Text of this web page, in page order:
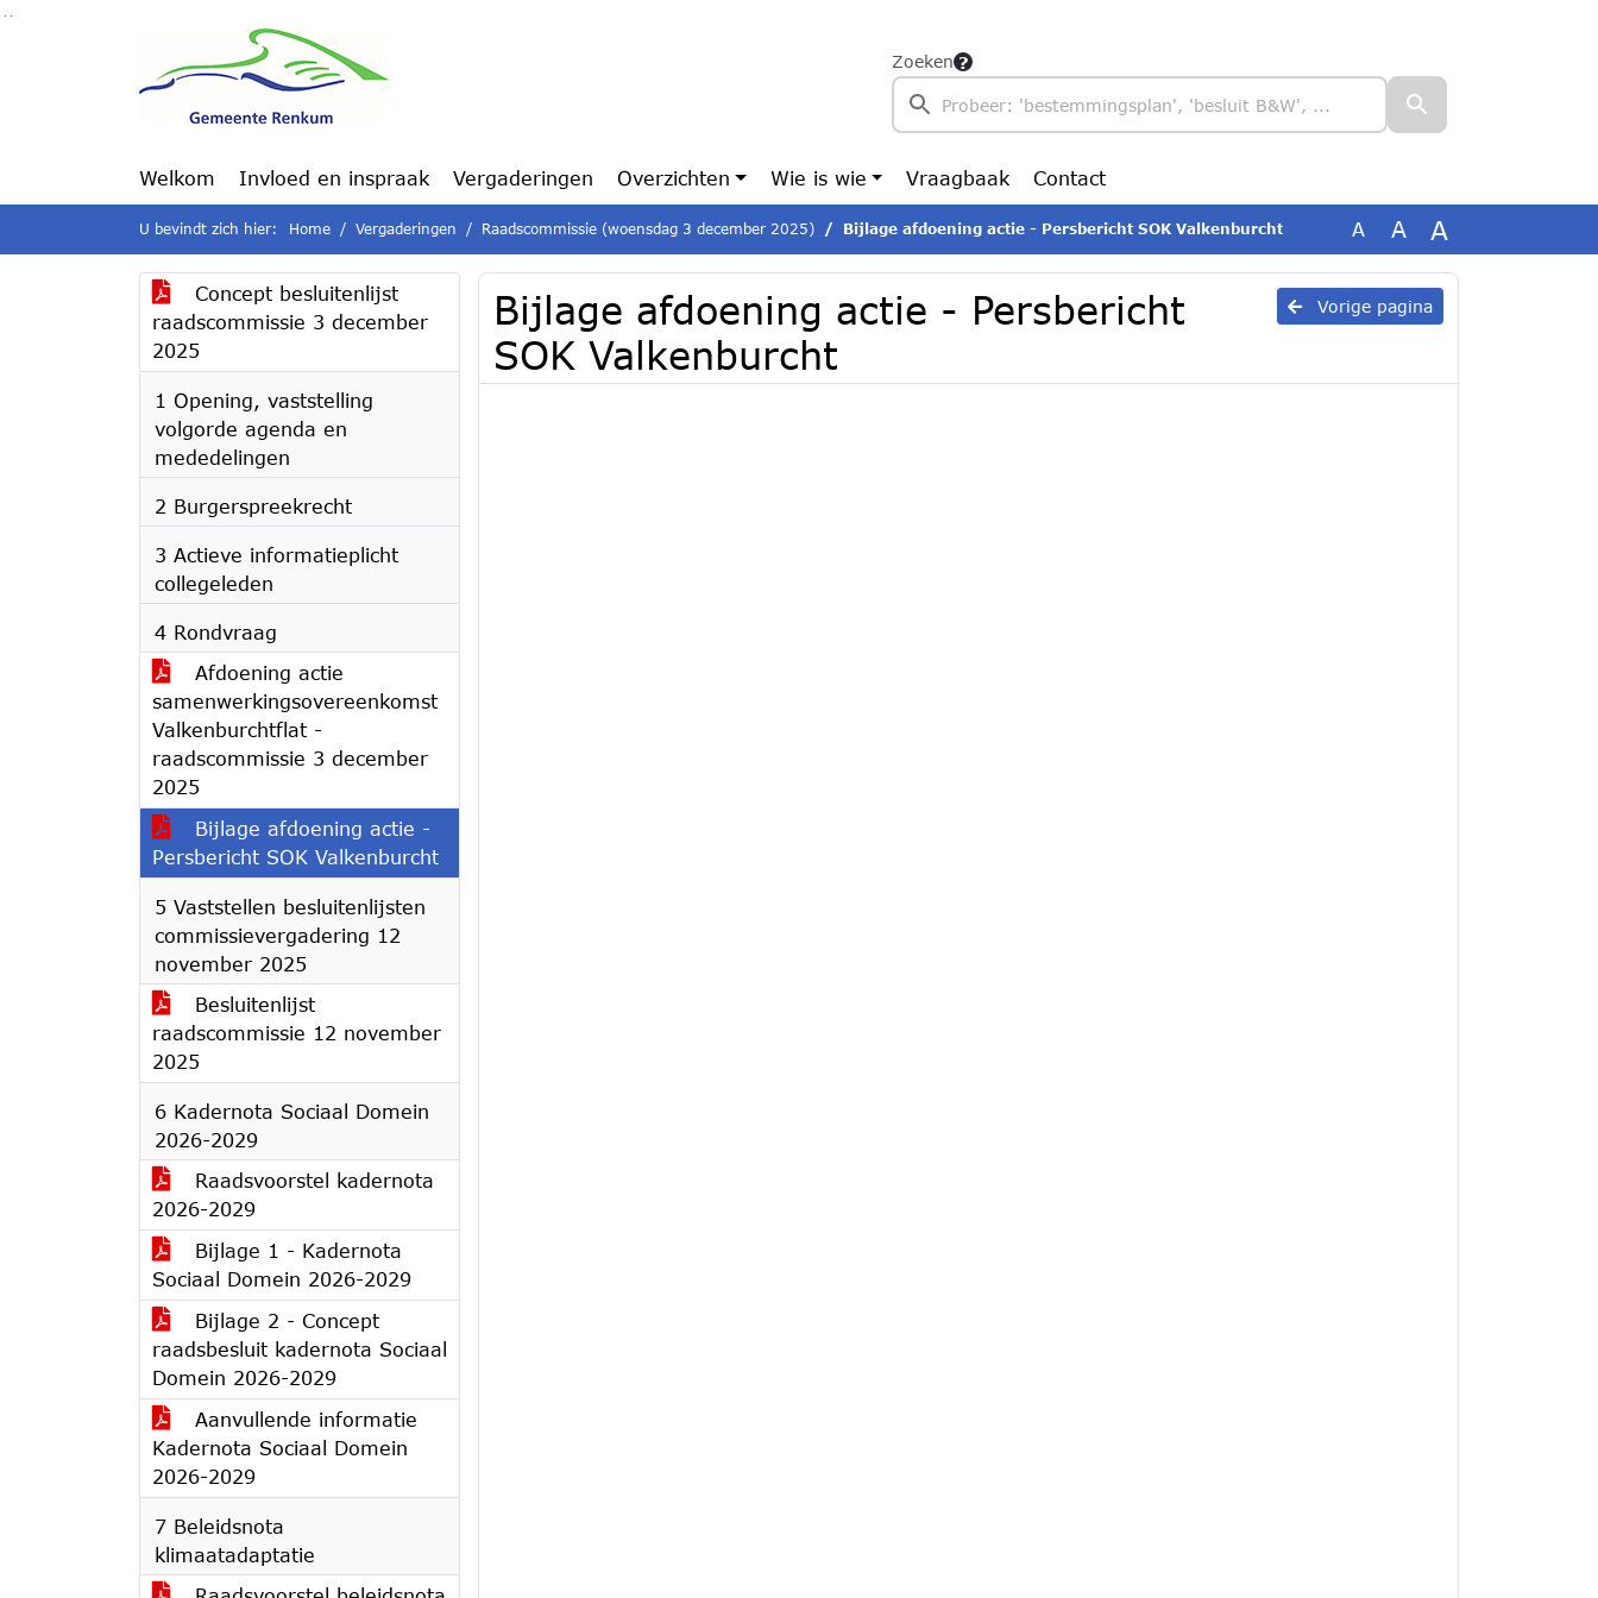
Ga naar de inhoud van deze pagina
Zoeken
Welkom Invloed en inspraak Vergaderingen Overzichten Wie is wie Vraagbaak Contact
U bevindt zich hier: Home Vergaderingen Raadscommissie (woensdag 3 december 2025) Bijlage afdoening actie - Persbericht SOK Valkenburcht A A A
Concept besluitenlijst
raadscommissie 3 december
2025
1 Opening, vaststelling
volgorde agenda en
mededelingen
2 Burgerspreekrecht
3 Actieve informatieplicht
collegeleden
4 Rondvraag
Afdoening actie
samenwerkingsovereenkomst
Valkenburchtflat -
raadscommissie 3 december
2025
Bijlage afdoening actie -
Persbericht SOK Valkenburcht
5 Vaststellen besluitenlijsten
commissievergadering 12
november 2025
Besluitenlijst
raadscommissie 12 november
2025
6 Kadernota Sociaal Domein
2026-2029
Raadsvoorstel kadernota
2026-2029
Bijlage 1 - Kadernota
Sociaal Domein 2026-2029
Bijlage 2 - Concept
raadsbesluit kadernota Sociaal
Domein 2026-2029
Aanvullende informatie
Kadernota Sociaal Domein
2026-2029
7 Beleidsnota
klimaatadaptatie
Vorige pagina
Bijlage afdoening actie - Persbericht
SOK Valkenburcht